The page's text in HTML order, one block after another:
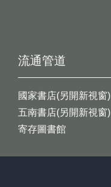
流通管道
國家書店(另開新視窗)
五南書店(另開新視窗)
寄存圖書館